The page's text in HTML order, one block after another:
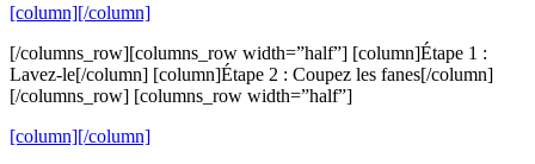
[column][/column]
[/columns_row][columns_row width=”half”] [column]Étape 1 :
Lavez-le[/column] [column]Étape 2 : Coupez les fanes[/column]
[/columns_row] [columns_row width=”half”]
[column][/column]